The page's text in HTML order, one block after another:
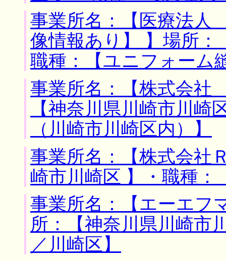
事業所名：【医療法
像情報あり】 】場所：
職種：【ユニフォーム
事業所名：【株式会
【神奈川県川崎市川崎
（川崎市川崎区内）】
事業所名：【株式会社
崎市川崎区 】・職種：
事業所名：【エーエフ
所：【神奈川県川崎市
／川崎区】